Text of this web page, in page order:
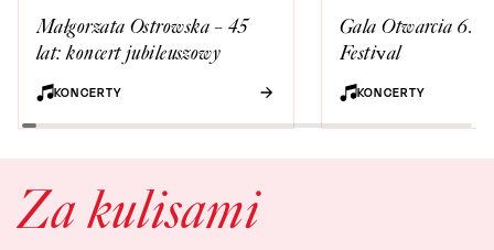
Małgorzata Ostrowska – 45
lat: koncert jubileuszowy
KONCERTY
Gala Otwarcia 6.
Festival
KONCERTY
Za kulisami